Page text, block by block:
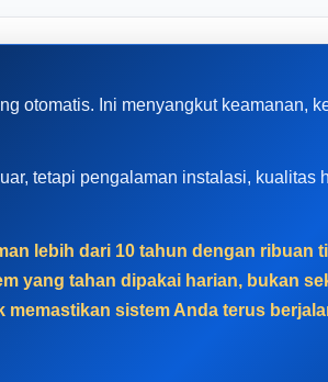
otomatis. Ini menyangkut keamanan,
tetapi pengalaman instalasi,
lebih dari 10 tahun dengan
yang tahan dipakai harian, bukan
memastikan sistem Anda terus